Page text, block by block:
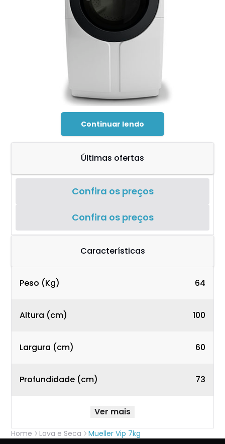
Continuar lendo
Últimas ofertas
Confira os preços
Confira os preços
Características
Peso (Kg) 64
Altura (cm) 100
Largura (cm) 60
Profundidade (cm) 73
Ver mais
Home Lava e Seca Mueller Vip 7kg